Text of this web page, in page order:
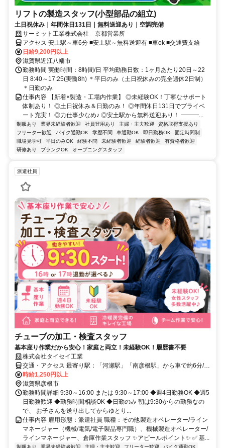
リフトの製造スタッフ(小型部品の組立)
土日祝休み｜年間休日131日｜無料送迎あり｜空調完備
サーミット工業株式会社 京都営業所
アクセス 安土駅～車6分 ■安土駅～無料送迎有 ■車ok ■交通費支給
日給9,200円以上
滋賀県近江八幡市
勤務時間 実働時間：8時間/日 平均勤務日数：1ヶ月あたり20日～22
日 8:40～17:25(実働8h) ＊平日のみ（土日祝休みの完全週休2日制）
＊日勤のみ
仕事内容 【新着×製造・工場内作業】 ◎未経験OK！丁寧なサポート
体制あり！ ◎土日祝休み＆日勤のみ！ ◎年間休日131日でプライベ
ート充実！ ◎力仕事少なめ♪ ◎安土駅から無料送迎あり！ ━━━...
制服あり 業界未経験者歓迎 社員登用あり 主婦・主夫歓迎
資格取得支援あり
フリーター歓迎
バイク通勤OK 学歴不問 車通勤OK 即日勤務OK
固定時間制
職場見学可
平日のみOK 経験不問 未経験者歓迎 経験者歓迎
有資格者歓迎
研修あり
ブランクOK オープニングスタッフ
派遣社員
チューブの加工・検査スタッフ
基本座り作業だから安心！家庭と両立！未経験OK！履歴書不要
株式会社タイセイ工業
交通・アクセス 最寄り駅：「河瀬駅」「南彦根駅」から車で約6分/
車・バイク通勤OK✨
時給1,250円以上
滋賀県彦根市
勤務時間詳細 9:30～16:00 または 9:30～17:00 ◆週4日勤務OK ◆週5
日勤務歓迎 ◆勤務時間相談OK ◆日勤のみ 朝は9:30からの勤務なの
で、 お子さんを送り出してからゆとり...
仕事内容 雇用形態：派遣社員 職種：その他製造オペレーター/ライン
マネージャー（機械/電気/電子製品専門職）、機械製造オペレーター/
ラインマネージャー、倉庫作業スタッフ ✨アピールポイント✨ ✅ 基...
制服あり 業界未経験者歓迎 主婦・主夫歓迎 フリーター歓迎 バイク通勤OK